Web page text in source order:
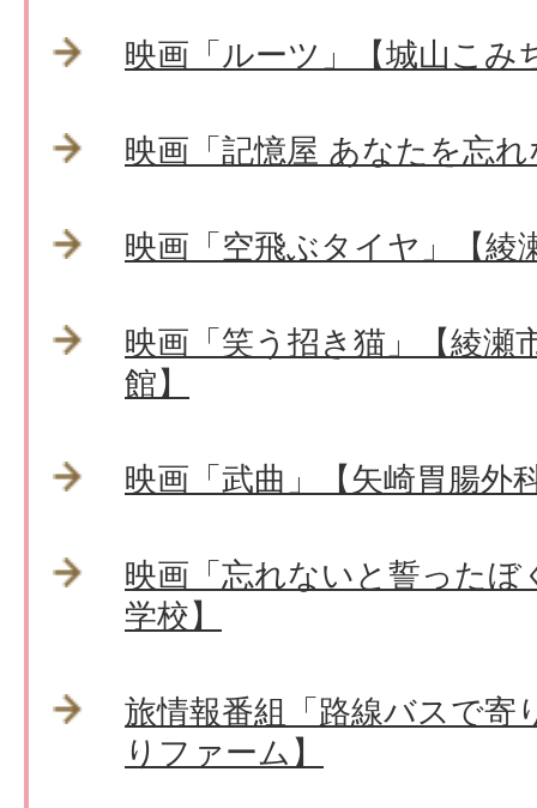
映画「ルーツ」【城山こみ
映画「記憶屋 あなたを忘
映画「空飛ぶタイヤ」【綾
映画「笑う招き猫」【綾瀬
館】
映画「武曲」【矢崎胃腸外
映画「忘れないと誓ったぼ
学校】
旅情報番組「路線バスで寄
りファーム】